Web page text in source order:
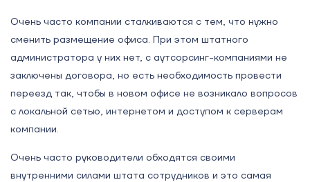
Очень часто компании сталкиваются с тем, что нужно
сменить размещение офиса. При этом штатного
администратора у них нет, с аутсорсинг-компаниями не
заключены договора, но есть необходимость провести
переезд так, чтобы в новом офисе не возникало вопросов
с локальной сетью, интернетом и доступом к серверам
компании.
Очень часто руководители обходятся своими
внутренними силами штата сотрудников и это самая